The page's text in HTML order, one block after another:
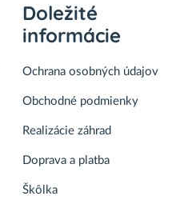
Doležité
informácie
Ochrana osobných údajov
Obchodné podmienky
Realizácie záhrad
Doprava a platba
Škôlka